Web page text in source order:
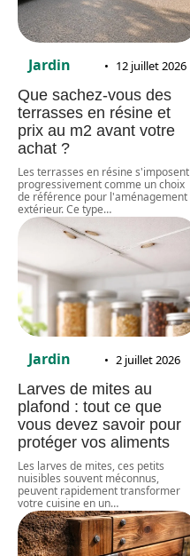
Jardin 12 juillet 2026
Que sachez-vous des
terrasses en résine et
prix au m2 avant votre
achat ?
Les terrasses en résine s'imposent
progressivement comme un choix
de référence pour l'aménagement
extérieur. Ce type…
Jardin 2 juillet 2026
Larves de mites au
plafond : tout ce que
vous devez savoir pour
protéger vos aliments
Les larves de mites, ces petits
nuisibles souvent méconnus,
peuvent rapidement transformer
votre cuisine en un…